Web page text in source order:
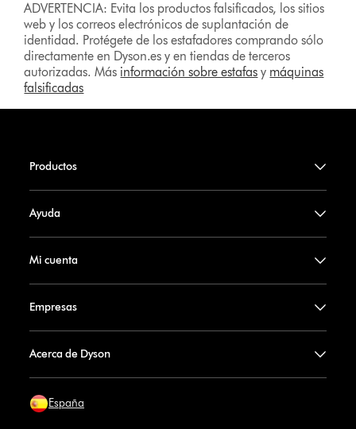
ADVERTENCIA: Evita los productos falsificados, los sitios
web y los correos electrónicos de suplantación de
identidad. Protégete de los estafadores comprando sólo
directamente en Dyson.es y en tiendas de terceros
autorizadas. Más información sobre estafas y máquinas
falsificadas
Productos
Ayuda
Mi cuenta
Empresas
Acerca de Dyson
España